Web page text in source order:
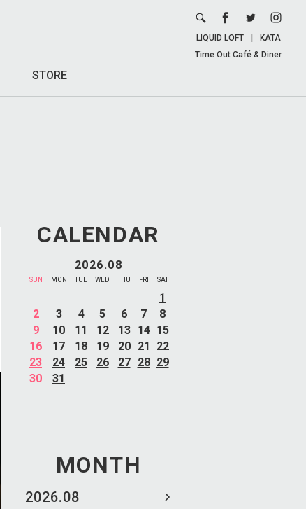
STORE
LIQUID LOFT
KATA
Time Out Café & Diner
CALENDAR
2026.08
SUN MON TUE WED THU FRI SAT
1
2
3 4 5 6 7
8
9
10 11 12 13 14 15
16
17 18 19 20 21
22
23
24 25 26 27 28 29
30
31
MONTH
2026.08